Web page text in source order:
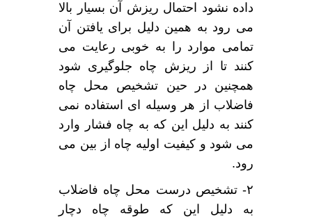
داده نشود احتمال ریزش آن بسیار بالا
می رود به همین دلیل برای یافتن آن
تمامی موارد را به خوبی رعایت می
کنند تا از ریزش چاه جلوگیری شود
همچنین در حین تشخیص محل چاه
فاضلاب از هر وسیله ای استفاده نمی
کنند به دلیل این که به چاه فشار وارد
می شود و کیفیت اولیه چاه از بین می
رود.
۲- تشخیص درست محل چاه فاضلاب
به دلیل این که طوقه چاه دچار